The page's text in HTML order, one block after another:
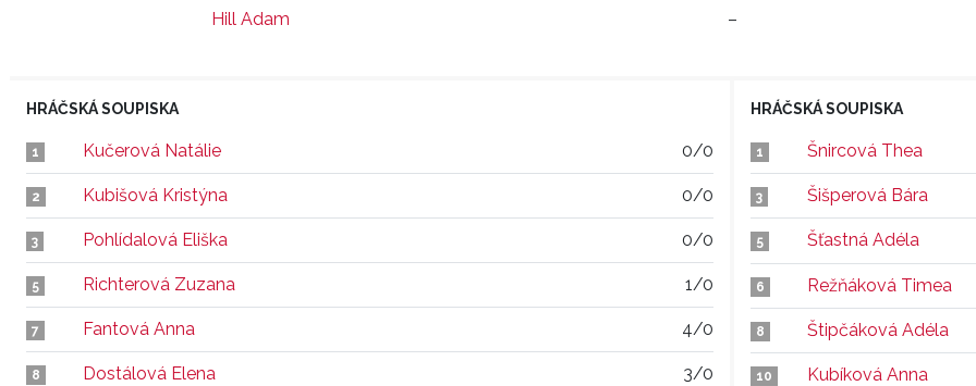
Hill Adam –
HRÁČSKÁ SOUPISKA
1 Kučerová Natálie 0/0
2 Kubišová Kristýna 0/0
3 Pohlídalová Eliška 0/0
5 Richterová Zuzana 1/0
7 Fantová Anna 4/0
8 Dostálová Elena 3/0
HRÁČSKÁ SOUPISKA
1 Šnircová Thea
3 Šišperová Bára
5 Šťastná Adéla
6 Režňáková Timea
8 Štipčáková Adéla
10 Kubíková Anna